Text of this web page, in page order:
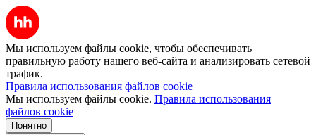
Мы используем файлы cookie, чтобы обеспечивать
правильную работу нашего веб-сайта и анализировать сетевой
трафик.
Правила использования файлов cookie
Мы используем файлы cookie. Правила использования
файлов cookie
Понятно